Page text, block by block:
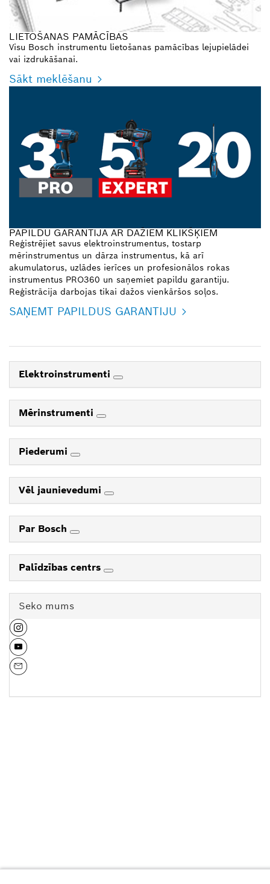
LIETOŠANAS PAMĀCĪBAS
Visu Bosch instrumentu lietošanas pamācības lejupielādei
vai izdrukāšanai.
Sākt meklēšanu
PAPILDU GARANTIJA AR DAŽIEM KLIKŠĶIEM
Reģistrējiet savus elektroinstrumentus, tostarp
mērinstrumentus un dārza instrumentus, kā arī
akumulatorus, uzlādes ierīces un profesionālos rokas
instrumentus PRO360 un saņemiet papildu garantiju.
Reģistrācija darbojas tikai dažos vienkāršos soļos.
SAŅEMT PAPILDUS GARANTIJU
Elektroinstrumenti
Mērinstrumenti
Piederumi
Vēl jaunievedumi
Par Bosch
Palīdzības centrs
Seko mums